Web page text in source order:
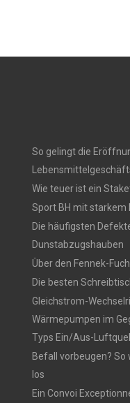
So gelingt die
Wie teuer ist ein
Sport BH mit starkem
Die häufigsten
Dunstabzugshauben
Über den Fennek-
Die besten
Gleichstrom-
Wärmepumpen im
Typs Ein/Aus-
Befall vorbeugen?
los
Ein Convoi